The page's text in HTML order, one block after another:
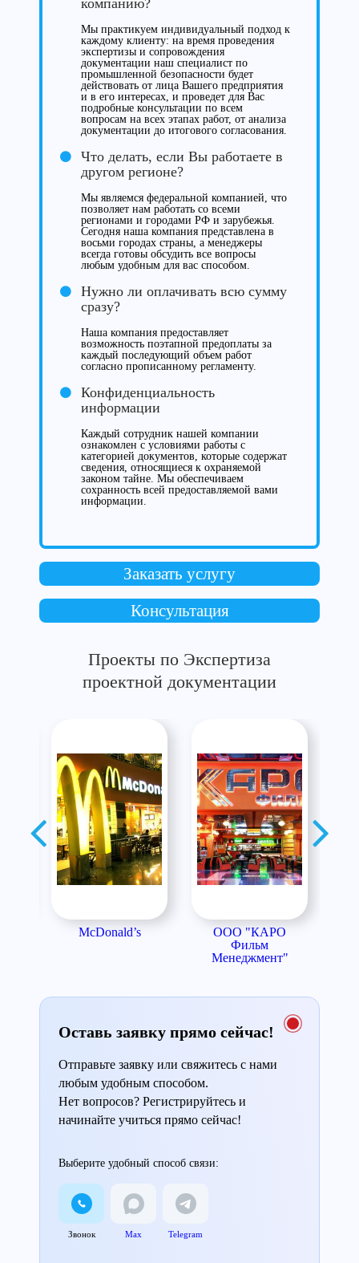
компанию?
Мы практикуем индивидуальный подход к
каждому клиенту: на время проведения
экспертизы и сопровождения
документации наш специалист по
промышленной безопасности будет
действовать от лица Вашего предприятия
и в его интересах, и проведет для Вас
подробные консультации по всем
вопросам на всех этапах работ, от анализа
документации до итогового согласования.
Что делать, если Вы работаете в
другом регионе?
Мы являемся федеральной компанией, что
позволяет нам работать со всеми
регионами и городами РФ и зарубежья.
Сегодня наша компания представлена в
восьми городах страны, а менеджеры
всегда готовы обсудить все вопросы
любым удобным для вас способом.
Нужно ли оплачивать всю сумму
сразу?
Наша компания предоставляет
возможность поэтапной предоплаты за
каждый последующий объем работ
согласно прописанному регламенту.
Конфиденциальность
информации
Каждый сотрудник нашей компании
ознакомлен с условиями работы с
категорией документов, которые содержат
сведения, относящиеся к охраняемой
законом тайне. Мы обеспечиваем
сохранность всей предоставляемой вами
информации.
Заказать услугу
Консультация
Проекты по Экспертиза
проектной документации
McDonald’s
ООО "КАРО
Фильм
Менеджмент"
Оставь заявку прямо сейчас!
Отправьте заявку или свяжитесь с нами
любым удобным способом.
Нет вопросов? Регистрируйтесь и
начинайте учиться прямо сейчас!
Выберите удобный способ связи:
Звонок Max Telegram